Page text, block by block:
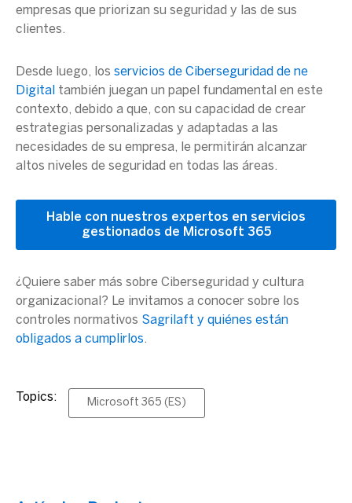
empresas que priorizan su seguridad y las de sus
clientes.
Desde luego, los servicios de Ciberseguridad de ne
Digital también juegan un papel fundamental en este
contexto, debido a que, con su capacidad de crear
estrategias personalizadas y adaptadas a las
necesidades de su empresa, le permitirán alcanzar
altos niveles de seguridad en todas las áreas.
Hable con nuestros expertos en servicios
gestionados de Microsoft 365
¿Quiere saber más sobre Ciberseguridad y cultura
organizacional? Le invitamos a conocer sobre los
controles normativos Sagrilaft y quiénes están
obligados a cumplirlos.
Topics: Microsoft 365 (ES)